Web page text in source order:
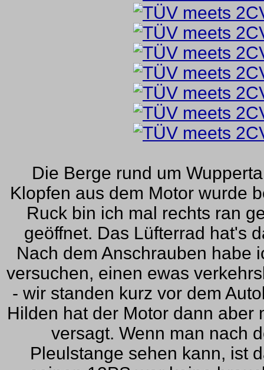
Die Berge rund um
Klopfen aus dem Motor wurde
Ruck bin ich mal rechts ran
geöffnet. Das Lüfterrad hat's
Nach dem Anschrauben habe
versuchen, einen ewas
- wir standen kurz vor dem
Hilden hat der Motor dann
versagt. Wenn man nach
Pleulstange sehen kann, ist